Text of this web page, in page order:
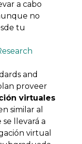
a cabo
no
tu
and
proveer
virtuales
similar al
llevará a
virtual